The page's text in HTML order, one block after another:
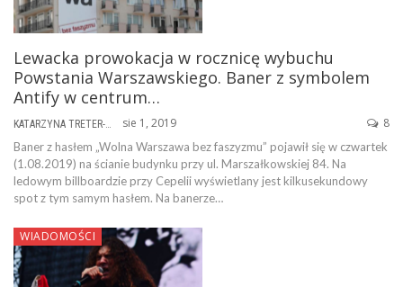
Lewacka prowokacja w rocznicę wybuchu
Powstania Warszawskiego. Baner z symbolem
Antify w centrum…
KATARZYNA TRETER-SIERPIŃSKA sie 1, 2019 8
Baner z hasłem „Wolna Warszawa bez faszyzmu” pojawił się w czwartek
(1.08.2019) na ścianie budynku przy ul. Marszałkowskiej 84. Na
ledowym billboardzie przy Cepelii wyświetlany jest kilkusekundowy
spot z tym samym hasłem. Na banerze…
WIADOMOŚCI